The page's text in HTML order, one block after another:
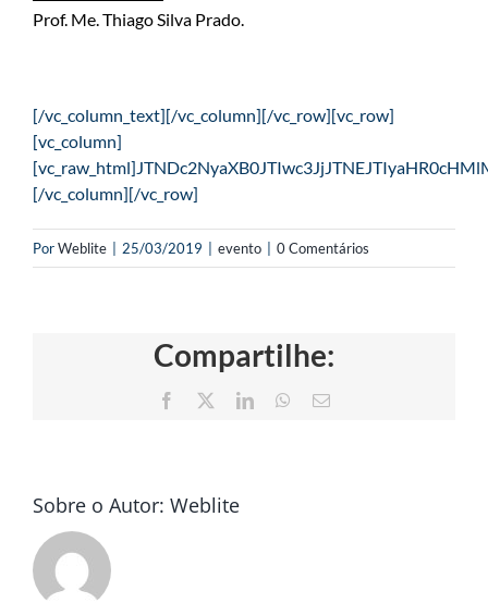
Prof. Me. Thiago Silva Prado.
[/vc_column_text][/vc_column][/vc_row][vc_row]
[vc_column]
[/vc_column][/vc_row]
PorWeblite 25/03/2019 evento 0 Comentários
Compartilhe:
Facebook LinkedInWhatsApp
E-
Sobre o Autor: Weblite